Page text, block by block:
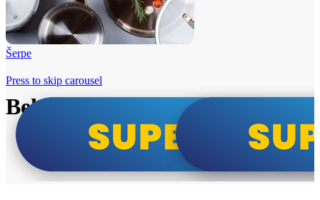
Šerpe
Beko i Tesla super cene
Press to skip carousel